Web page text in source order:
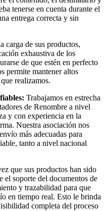
tenerse en cuenta durante el
entrega correcta y sin
carga de sus productos,
exhaustiva de los
de que estén en perfecto
permite mantener altos
realizamos.
Trabajamos en estrecha
de Renombre a nivel
y con experiencia en la
Nuestra asociación nos
más adecuadas para
tanto a nivel nacional
que sus productos han sido
el soporte del documentos de
y trazabilidad para que
en tiempo real. Esto le brinda
completa del proceso